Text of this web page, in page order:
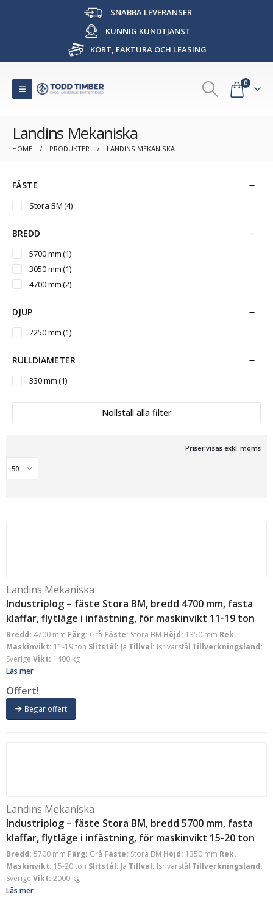
SNABBA LEVERANSER
KUNNIG KUNDTJÄNST
KORT, FAKTURA OCH LEASING
0
Landins Mekaniska
HOME PRODUKTER LANDINS MEKANISKA
FÄSTE
Stora BM(4)
BREDD
5700 mm(1)
3050 mm(1)
4700 mm(2)
DJUP
2250 mm(1)
RULLDIAMETER
330 mm(1)
Nollställ alla filter
Priser visas exkl. moms
Landins Mekaniska
Industriplog – fäste Stora BM, bredd 4700 mm, fasta
klaffar, flytläge i infästning, för maskinvikt 11-19 ton
Bredd: 4700 mm Färg: Grå Fäste: Stora BM Höjd: 1350 mm Rek.
Maskinvikt: 11-19 ton Slitstål: Ja Tillval: Isrivarstål Tillverkningsland:
Sverige Vikt: 1400 kg
Läs mer
Offert!
Begär offert
Landins Mekaniska
Industriplog – fäste Stora BM, bredd 5700 mm, fasta
klaffar, flytläge i infästning, för maskinvikt 15-20 ton
Bredd: 5700 mm Färg: Grå Fäste: Stora BM Höjd: 1350 mm Rek.
Maskinvikt: 15-20 ton Slitstål: Ja Tillval: Isrivarstål Tillverkningsland:
Sverige Vikt: 2000 kg
Läs mer